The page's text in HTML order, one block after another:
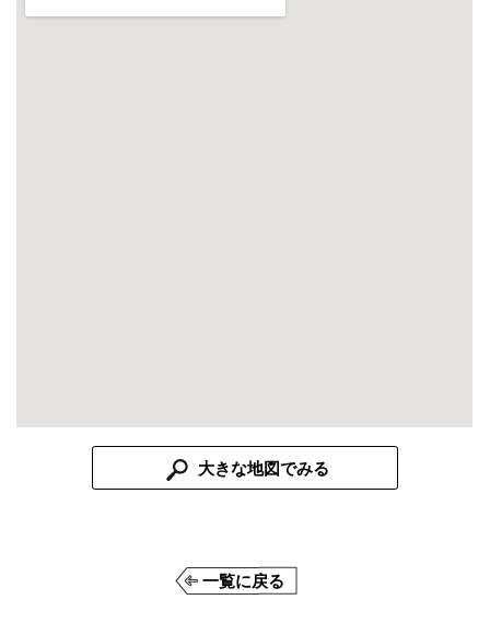
大きな地図でみる
一覧に戻る